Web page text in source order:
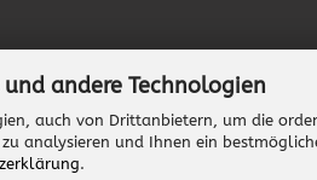
andere Technologien
auch von Drittanbietern, um die
analysieren und Ihnen ein
.